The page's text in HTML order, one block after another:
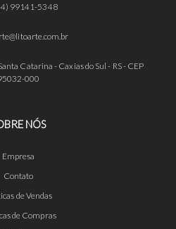
99141-5348
Catarina - Caxias do Sul - RS - CEP
000
NÓS
Empresa
Contato
de Vendas
de Compras